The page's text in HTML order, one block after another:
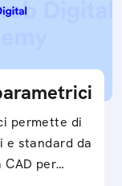
permette di
e standard da
per…